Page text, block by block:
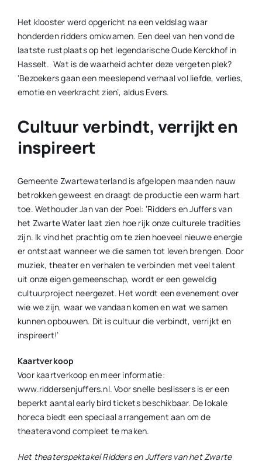
Het klooster werd opgericht na een veldslag waar
honderden ridders omkwamen. Een deel van hen vond de
laatste rustplaats op het legendarische Oude Kerckhof in
Hasselt. Wat is de waarheid achter deze vergeten plek?
‘Bezoekers gaan een meeslepend verhaal vol liefde, verlies,
emotie en veerkracht zien’, aldus Evers.
Cultuur verbindt, verrijkt en
inspireert
Gemeente Zwartewaterland is afgelopen maanden nauw
betrokken geweest en draagt de productie een warm hart
toe. Wethouder Jan van der Poel: ‘Ridders en Juffers van
het Zwarte Water laat zien hoe rijk onze culturele tradities
zijn. Ik vind het prachtig om te zien hoeveel nieuwe energie
er ontstaat wanneer we die samen tot leven brengen. Door
muziek, theater en verhalen te verbinden met veel talent
uit onze eigen gemeenschap, wordt er een geweldig
cultuurproject neergezet. Het wordt een evenement over
wie we zijn, waar we vandaan komen en wat we samen
kunnen opbouwen. Dit is cultuur die verbindt, verrijkt en
inspireert!’
Kaartverkoop
Voor kaartverkoop en meer informatie:
www.riddersenjuffers.nl. Voor snelle beslissers is er een
beperkt aantal early bird tickets beschikbaar. De lokale
horeca biedt een speciaal arrangement aan om de
theateravond compleet te maken.
Het theaterspektakel Ridders en Juffers van het Zwarte